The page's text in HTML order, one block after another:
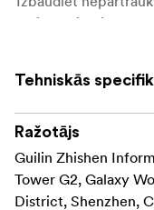
un iestatījumiem,
parametrus. Turklāt,
vadība un vairāku
rokai.
Katrā Molus B
barošanas avots,
Tehniskās
Ražotājs
Guilin Zhishen
Tower G2, Galaxy
District, Shenzhen,